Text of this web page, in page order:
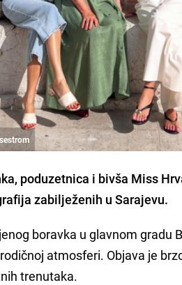
poduzetnica i bivša Miss
zabilježenih u Sarajevu.
boravka u glavnom gradu
atmosferi. Objava je
trenutaka.